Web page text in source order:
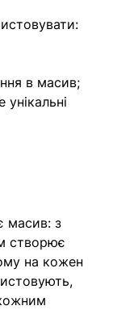
в масив;
масив: з
створює
на кожен